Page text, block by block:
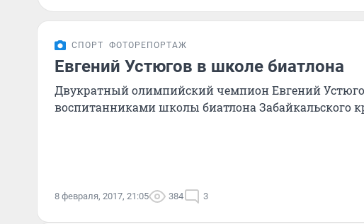
СПОРТ ФОТОРЕПОРТАЖ
Евгений Устюгов в школе биатлона
Двукратный олимпийский чемпион Евгений
воспитанниками школы биатлона Забайкальского
8 февраля, 2017, 21:05 384 3